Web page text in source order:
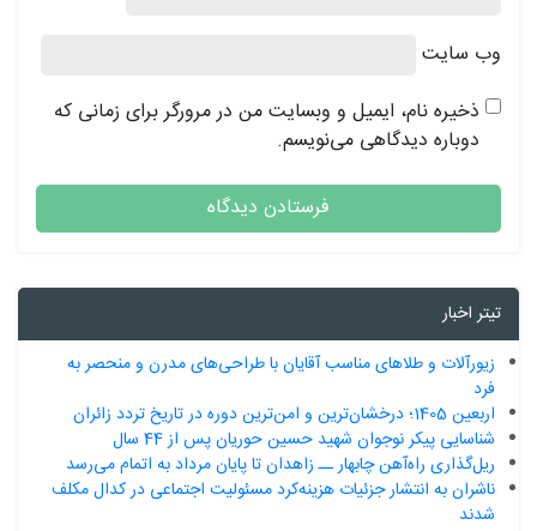
وب‌ سایت
ذخیره نام، ایمیل و وبسایت من در مرورگر برای زمانی که
دوباره دیدگاهی می‌نویسم.
تیتر اخبار
زیورآلات و طلاهای مناسب آقایان با طراحی‌های مدرن و منحصر به
فرد
اربعین 1405؛ درخشان‌ترین و امن‌ترین دوره در تاریخ تردد زائران
شناسایی پیکر نوجوان شهید حسین حوریان پس از 44 سال
ریل‌گذاری راه‌آهن چابهار ــ زاهدان تا پایان مرداد به اتمام می‌رسد
ناشران به انتشار جزئیات هزینه‌کرد مسئولیت اجتماعی در کدال مکلف
شدند